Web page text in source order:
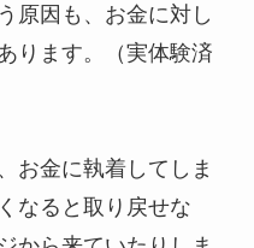
原因も、お金に対し
ります。（実体験済
お金に執着してしま
なると取り戻せな